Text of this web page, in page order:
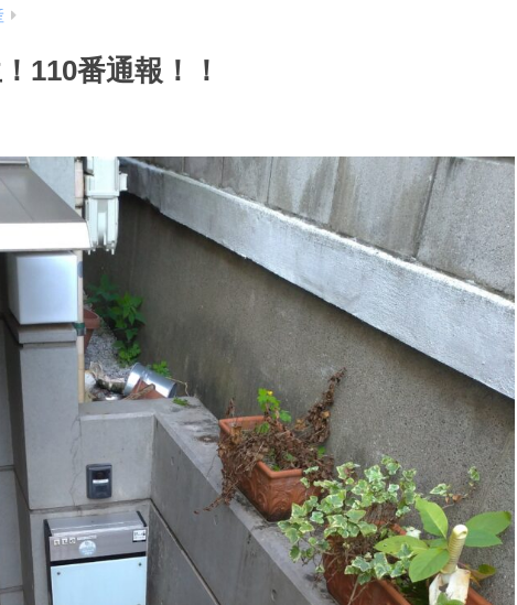
110番通報！！